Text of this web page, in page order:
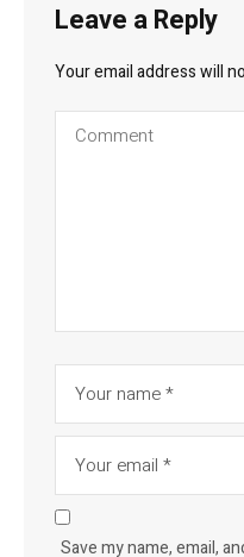
Leave a Reply
Your email address will
Save my name, email,